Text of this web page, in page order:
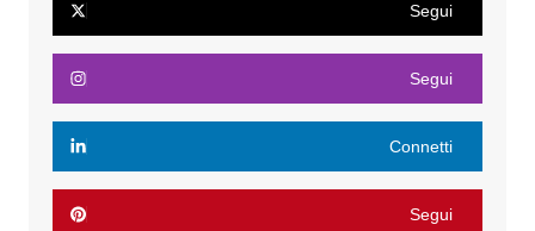
Segui
Segui
Connetti
Segui